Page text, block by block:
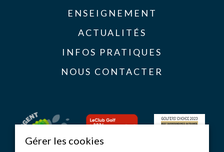
ENSEIGNEMENT
ACTUALITÉS
INFOS PRATIQUES
NOUS CONTACTER
Gérer les cookies